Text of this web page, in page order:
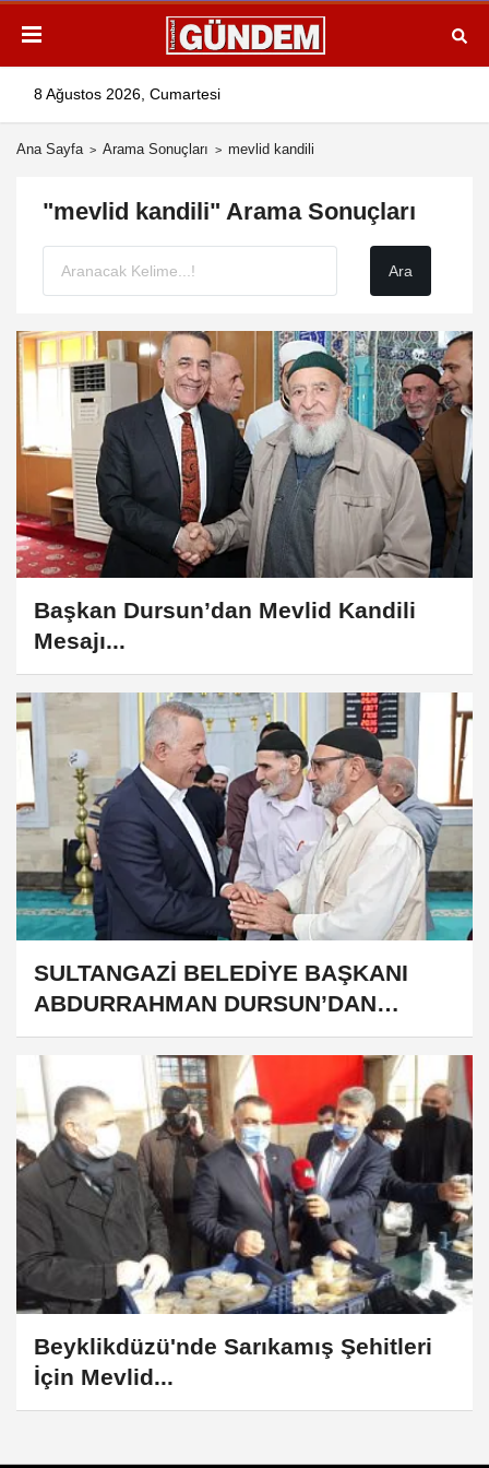
8 Ağustos 2026, Cumartesi
Ana Sayfa Arama Sonuçları mevlid kandili
"mevlid kandili" Arama Sonuçları
Başkan Dursun’dan Mevlid Kandili
Mesajı...
SULTANGAZİ BELEDİYE BAŞKANI
ABDURRAHMAN DURSUN’DAN
MEVLİD KANDİLİ MESAJI...
Beyklikdüzü'nde Sarıkamış Şehitleri
İçin Mevlid...